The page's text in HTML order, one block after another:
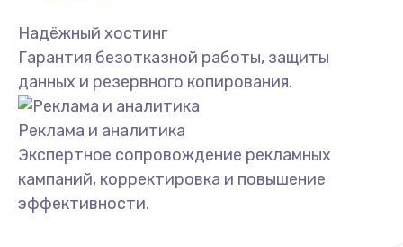
Надёжный хостинг
Гарантия безотказной работы, защиты
данных и резервного копирования.
Реклама и аналитика
Экспертное сопровождение рекламных
кампаний, корректировка и повышение
эффективности.